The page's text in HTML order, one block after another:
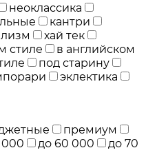
неоклассика
кантри
хай тек
стиле
в английском
под старину
эклектика
премиум
000 до 60 000
до 70